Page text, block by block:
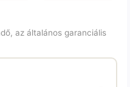
az általános garanciális